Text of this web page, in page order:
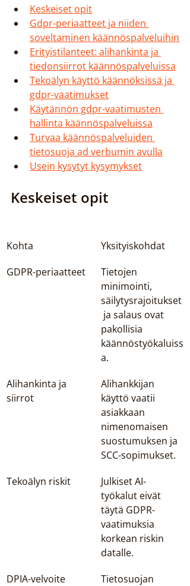
Keskeiset opit
Gdpr-periaatteet ja niiden
soveltaminen käännöspalveluihin
Erityistilanteet: alihankinta ja
tiedonsiirrot käännöspalveluissa
Tekoälyn käyttö käännöksissä ja
gdpr-vaatimukset
Käytännön gdpr-vaatimusten
hallinta käännöspalveluissa
Turvaa käännöspalveluiden
tietosuoja ad verbumin avulla
Usein kysytyt kysymykset
Keskeiset opit
Kohta
Yksityiskohdat
GDPR-periaatteet
Tietojen
minimointi,
säilytysrajoitukset
ja salaus ovat
pakollisia
käännöstyökaluiss
a.
Alihankinta ja
siirrot
Alihankkijan
käyttö vaatii
asiakkaan
nimenomaisen
suostumuksen ja
SCC-sopimukset.
Tekoälyn riskit
Julkiset AI-
työkalut eivät
täytä GDPR-
vaatimuksia
korkean riskin
datalle.
DPIA-velvoite
Tietosuojan